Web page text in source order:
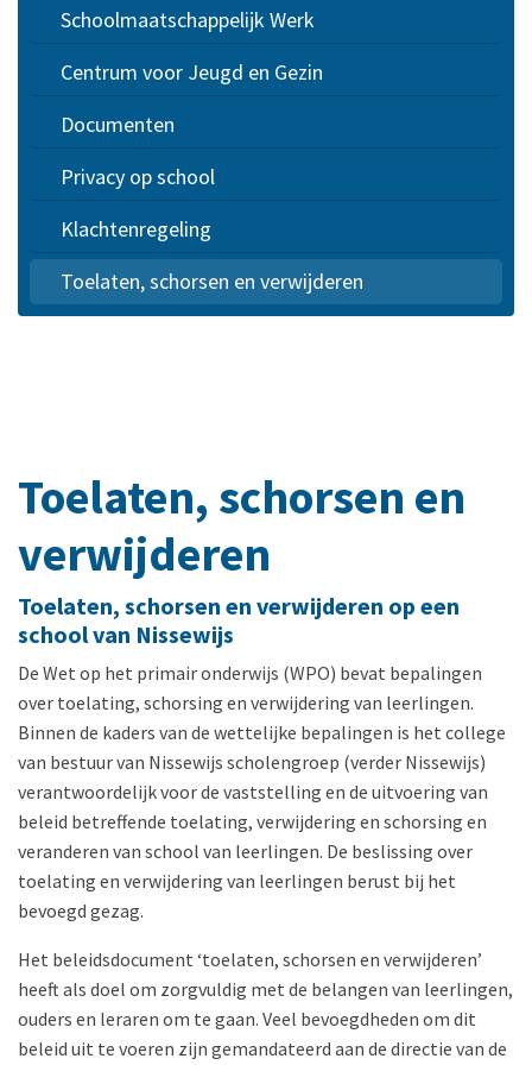
Schoolmaatschappelijk Werk
Centrum voor Jeugd en Gezin
Documenten
Privacy op school
Klachtenregeling
Toelaten, schorsen en verwijderen
Toelaten, schorsen en
verwijderen
Toelaten, schorsen en verwijderen op een
school van Nissewijs
De Wet op het primair onderwijs (WPO) bevat bepalingen
over toelating, schorsing en verwijdering van leerlingen.
Binnen de kaders van de wettelijke bepalingen is het college
van bestuur van Nissewijs scholengroep (verder Nissewijs)
verantwoordelijk voor de vaststelling en de uitvoering van
beleid betreffende toelating, verwijdering en schorsing en
veranderen van school van leerlingen. De beslissing over
toelating en verwijdering van leerlingen berust bij het
bevoegd gezag.
Het beleidsdocument ‘toelaten, schorsen en verwijderen’
heeft als doel om zorgvuldig met de belangen van leerlingen,
ouders en leraren om te gaan. Veel bevoegdheden om dit
beleid uit te voeren zijn gemandateerd aan de directie van de